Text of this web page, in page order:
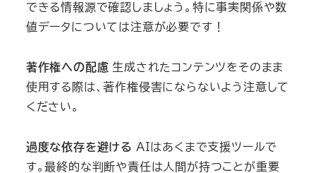
できる情報源で確認しましょう。特に事実関係や数
値データについては注意が必要です！
著作権への配慮 生成されたコンテンツをそのまま
使用する際は、著作権侵害にならないよう注意して
ください。
過度な依存を避ける AIはあくまで支援ツールで
す。最終的な判断や責任は人間が持つことが重要